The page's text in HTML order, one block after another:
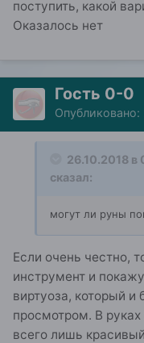
поступить, какой
Оказалось нет
Гость 0-0
Опубликовано:
26.10.2018 в
сказал:
могут ли руны
Если очень честно,
инструмент и
виртуоза, который и
просмотром. В
всего лишь